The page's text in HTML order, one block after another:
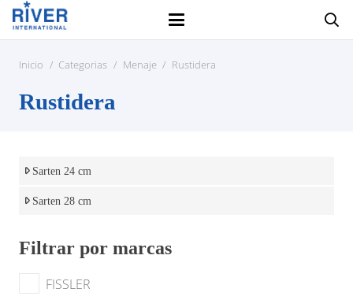
Inicio / Categorias / Menaje / Rustidera
Rustidera
Sarten 24 cm
Sarten 28 cm
Filtrar por marcas
FISSLER